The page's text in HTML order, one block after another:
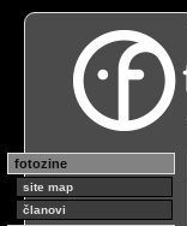
fotozine
site map
članovi